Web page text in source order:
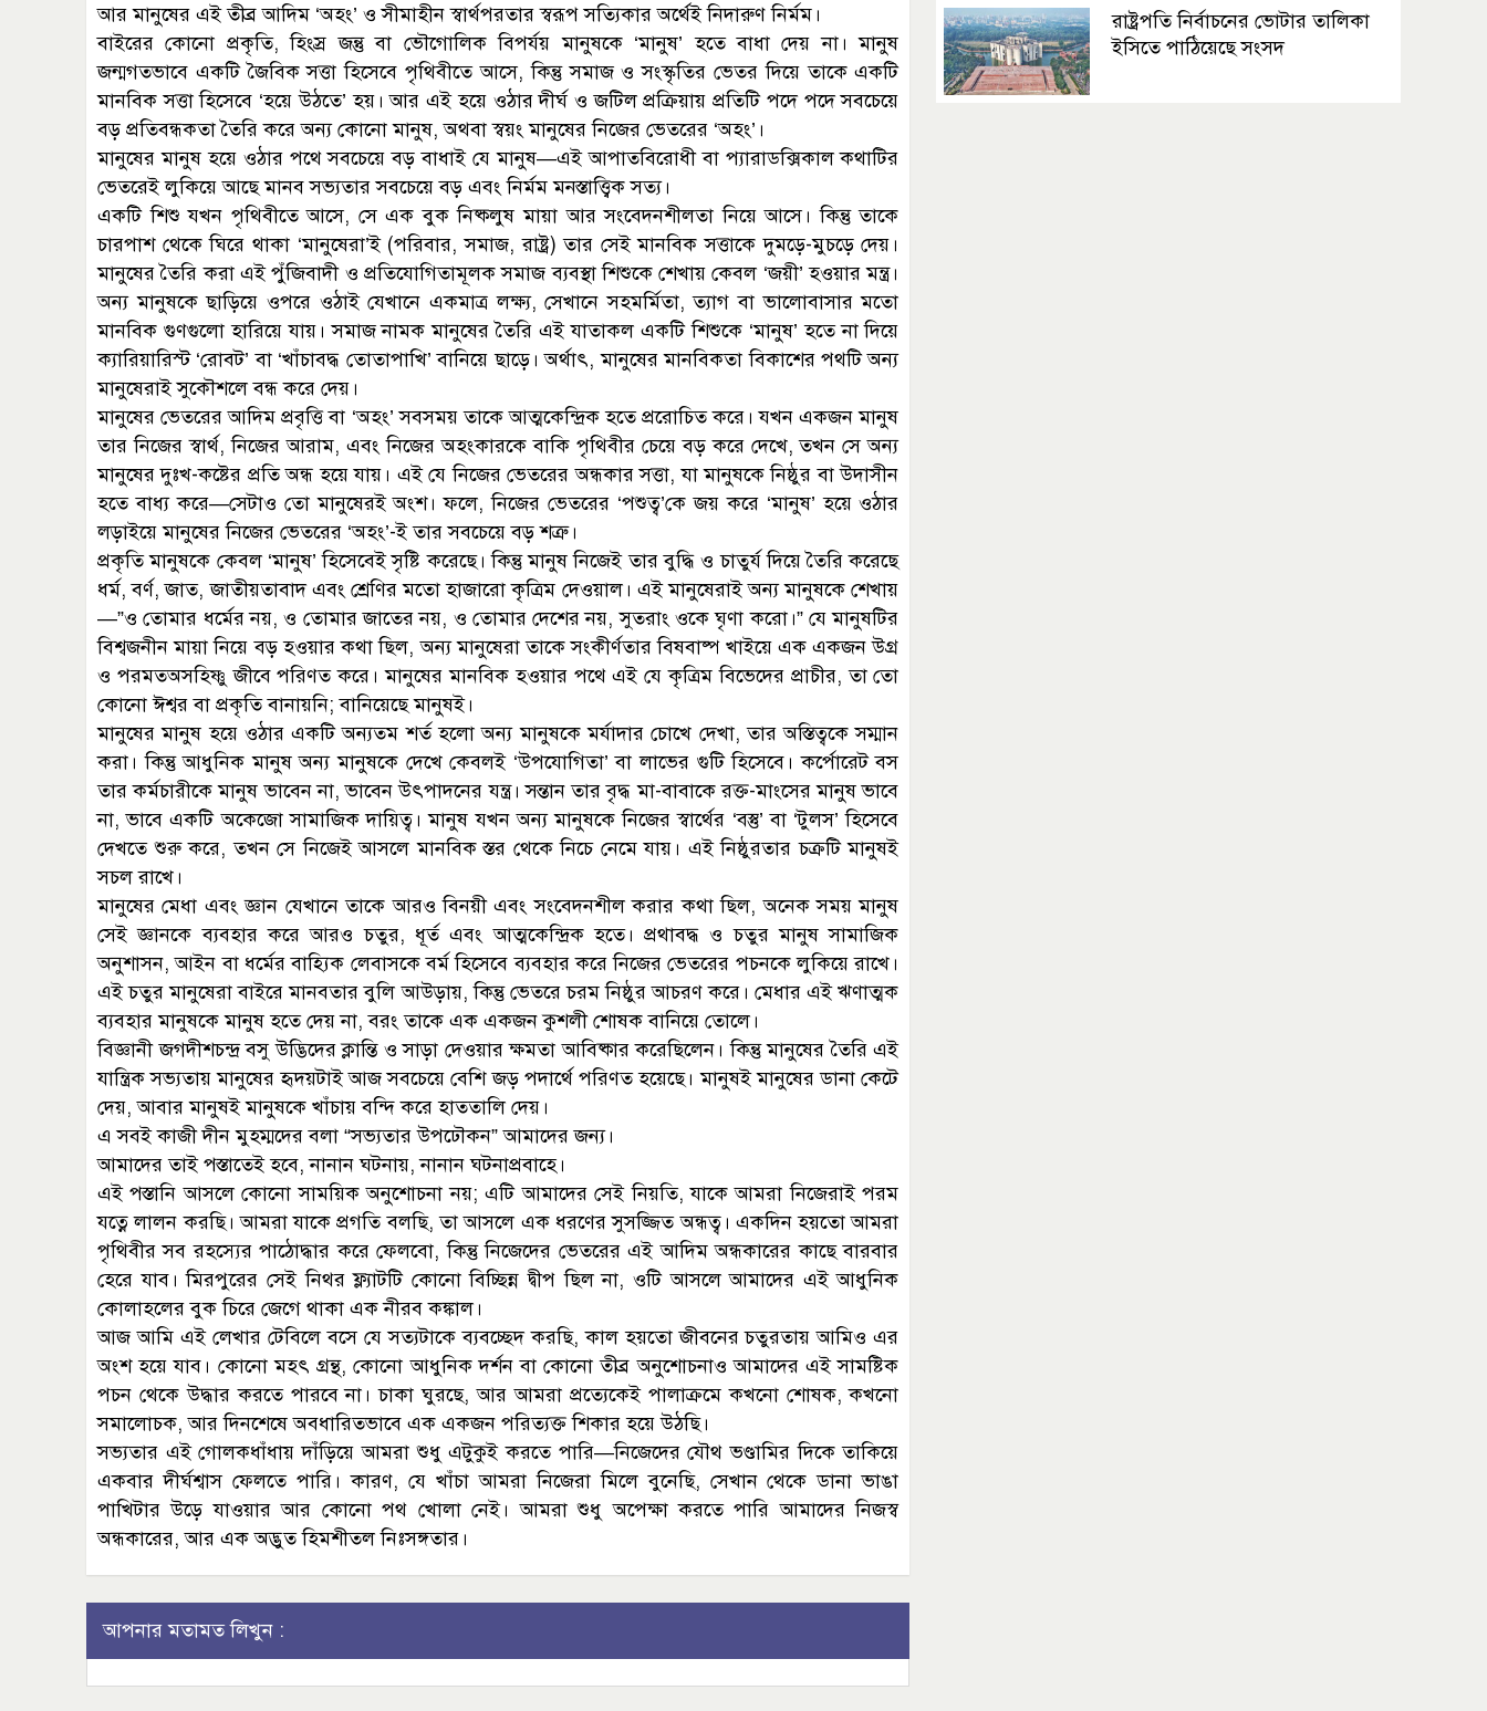
আর মানুষের এই তীব্র আদিম ‘অহং’ ও সীমাহীন স্বার্থপরতার স্বরূপ সত্যিকার অর্থেই নিদারুণ নির্মম।
বাইরের কোনো প্রকৃতি, হিংস্র জন্তু বা ভৌগোলিক বিপর্যয় মানুষকে ‘মানুষ’ হতে বাধা দেয় না। মানুষ
জন্মগতভাবে একটি জৈবিক সত্তা হিসেবে পৃথিবীতে আসে, কিন্তু সমাজ ও সংস্কৃতির ভেতর দিয়ে তাকে একটি
মানবিক সত্তা হিসেবে ‘হয়ে উঠতে’ হয়। আর এই হয়ে ওঠার দীর্ঘ ও জটিল প্রক্রিয়ায় প্রতিটি পদে পদে সবচেয়ে
বড় প্রতিবন্ধকতা তৈরি করে অন্য কোনো মানুষ, অথবা স্বয়ং মানুষের নিজের ভেতরের ‘অহং’।
মানুষের মানুষ হয়ে ওঠার পথে সবচেয়ে বড় বাধাই যে মানুষ—এই আপাতবিরোধী বা প্যারাডক্সিকাল কথাটির
ভেতরেই লুকিয়ে আছে মানব সভ্যতার সবচেয়ে বড় এবং নির্মম মনস্তাত্ত্বিক সত্য।
একটি শিশু যখন পৃথিবীতে আসে, সে এক বুক নিষ্কলুষ মায়া আর সংবেদনশীলতা নিয়ে আসে। কিন্তু তাকে
চারপাশ থেকে ঘিরে থাকা ‘মানুষেরা’ই (পরিবার, সমাজ, রাষ্ট্র) তার সেই মানবিক সত্তাকে দুমড়ে-মুচড়ে দেয়।
মানুষের তৈরি করা এই পুঁজিবাদী ও প্রতিযোগিতামূলক সমাজ ব্যবস্থা শিশুকে শেখায় কেবল ‘জয়ী’ হওয়ার মন্ত্র।
অন্য মানুষকে ছাড়িয়ে ওপরে ওঠাই যেখানে একমাত্র লক্ষ্য, সেখানে সহমর্মিতা, ত্যাগ বা ভালোবাসার মতো
মানবিক গুণগুলো হারিয়ে যায়। সমাজ নামক মানুষের তৈরি এই যাতাকল একটি শিশুকে ‘মানুষ’ হতে না দিয়ে
ক্যারিয়ারিস্ট ‘রোবট’ বা ‘খাঁচাবদ্ধ তোতাপাখি’ বানিয়ে ছাড়ে। অর্থাৎ, মানুষের মানবিকতা বিকাশের পথটি অন্য
মানুষেরাই সুকৌশলে বন্ধ করে দেয়।
মানুষের ভেতরের আদিম প্রবৃত্তি বা ‘অহং’ সবসময় তাকে আত্মকেন্দ্রিক হতে প্ররোচিত করে। যখন একজন মানুষ
তার নিজের স্বার্থ, নিজের আরাম, এবং নিজের অহংকারকে বাকি পৃথিবীর চেয়ে বড় করে দেখে, তখন সে অন্য
মানুষের দুঃখ-কষ্টের প্রতি অন্ধ হয়ে যায়। এই যে নিজের ভেতরের অন্ধকার সত্তা, যা মানুষকে নিষ্ঠুর বা উদাসীন
হতে বাধ্য করে—সেটাও তো মানুষেরই অংশ। ফলে, নিজের ভেতরের ‘পশুত্ব’কে জয় করে ‘মানুষ’ হয়ে ওঠার
লড়াইয়ে মানুষের নিজের ভেতরের ‘অহং’-ই তার সবচেয়ে বড় শত্রু।
প্রকৃতি মানুষকে কেবল ‘মানুষ’ হিসেবেই সৃষ্টি করেছে। কিন্তু মানুষ নিজেই তার বুদ্ধি ও চাতুর্য দিয়ে তৈরি করেছে
ধর্ম, বর্ণ, জাত, জাতীয়তাবাদ এবং শ্রেণির মতো হাজারো কৃত্রিম দেওয়াল। এই মানুষেরাই অন্য মানুষকে শেখায়
—”ও তোমার ধর্মের নয়, ও তোমার জাতের নয়, ও তোমার দেশের নয়, সুতরাং ওকে ঘৃণা করো।” যে মানুষটির
বিশ্বজনীন মায়া নিয়ে বড় হওয়ার কথা ছিল, অন্য মানুষেরা তাকে সংকীর্ণতার বিষবাষ্প খাইয়ে এক একজন উগ্র
ও পরমতঅসহিষ্ণু জীবে পরিণত করে। মানুষের মানবিক হওয়ার পথে এই যে কৃত্রিম বিভেদের প্রাচীর, তা তো
কোনো ঈশ্বর বা প্রকৃতি বানায়নি; বানিয়েছে মানুষই।
মানুষের মানুষ হয়ে ওঠার একটি অন্যতম শর্ত হলো অন্য মানুষকে মর্যাদার চোখে দেখা, তার অস্তিত্বকে সম্মান
করা। কিন্তু আধুনিক মানুষ অন্য মানুষকে দেখে কেবলই ‘উপযোগিতা’ বা লাভের গুটি হিসেবে। কর্পোরেট বস
তার কর্মচারীকে মানুষ ভাবেন না, ভাবেন উৎপাদনের যন্ত্র। সন্তান তার বৃদ্ধ মা-বাবাকে রক্ত-মাংসের মানুষ ভাবে
না, ভাবে একটি অকেজো সামাজিক দায়িত্ব। মানুষ যখন অন্য মানুষকে নিজের স্বার্থের ‘বস্তু’ বা ‘টুলস’ হিসেবে
দেখতে শুরু করে, তখন সে নিজেই আসলে মানবিক স্তর থেকে নিচে নেমে যায়। এই নিষ্ঠুরতার চক্রটি মানুষই
সচল রাখে।
মানুষের মেধা এবং জ্ঞান যেখানে তাকে আরও বিনয়ী এবং সংবেদনশীল করার কথা ছিল, অনেক সময় মানুষ
সেই জ্ঞানকে ব্যবহার করে আরও চতুর, ধূর্ত এবং আত্মকেন্দ্রিক হতে। প্রথাবদ্ধ ও চতুর মানুষ সামাজিক
অনুশাসন, আইন বা ধর্মের বাহ্যিক লেবাসকে বর্ম হিসেবে ব্যবহার করে নিজের ভেতরের পচনকে লুকিয়ে রাখে।
এই চতুর মানুষেরা বাইরে মানবতার বুলি আউড়ায়, কিন্তু ভেতরে চরম নিষ্ঠুর আচরণ করে। মেধার এই ঋণাত্মক
ব্যবহার মানুষকে মানুষ হতে দেয় না, বরং তাকে এক একজন কুশলী শোষক বানিয়ে তোলে।
বিজ্ঞানী জগদীশচন্দ্র বসু উদ্ভিদের ক্লান্তি ও সাড়া দেওয়ার ক্ষমতা আবিষ্কার করেছিলেন। কিন্তু মানুষের তৈরি এই
যান্ত্রিক সভ্যতায় মানুষের হৃদয়টাই আজ সবচেয়ে বেশি জড় পদার্থে পরিণত হয়েছে। মানুষই মানুষের ডানা কেটে
দেয়, আবার মানুষই মানুষকে খাঁচায় বন্দি করে হাততালি দেয়।
এ সবই কাজী দীন মুহম্মদের বলা “সভ্যতার উপঢৌকন” আমাদের জন্য।
আমাদের তাই পস্তাতেই হবে, নানান ঘটনায়, নানান ঘটনাপ্রবাহে।
এই পস্তানি আসলে কোনো সাময়িক অনুশোচনা নয়; এটি আমাদের সেই নিয়তি, যাকে আমরা নিজেরাই পরম
যত্নে লালন করছি। আমরা যাকে প্রগতি বলছি, তা আসলে এক ধরণের সুসজ্জিত অন্ধত্ব। একদিন হয়তো আমরা
পৃথিবীর সব রহস্যের পাঠোদ্ধার করে ফেলবো, কিন্তু নিজেদের ভেতরের এই আদিম অন্ধকারের কাছে বারবার
হেরে যাব। মিরপুরের সেই নিথর ফ্ল্যাটটি কোনো বিচ্ছিন্ন দ্বীপ ছিল না, ওটি আসলে আমাদের এই আধুনিক
কোলাহলের বুক চিরে জেগে থাকা এক নীরব কঙ্কাল।
আজ আমি এই লেখার টেবিলে বসে যে সত্যটাকে ব্যবচ্ছেদ করছি, কাল হয়তো জীবনের চতুরতায় আমিও এর
অংশ হয়ে যাব। কোনো মহৎ গ্রন্থ, কোনো আধুনিক দর্শন বা কোনো তীব্র অনুশোচনাও আমাদের এই সামষ্টিক
পচন থেকে উদ্ধার করতে পারবে না। চাকা ঘুরছে, আর আমরা প্রত্যেকেই পালাক্রমে কখনো শোষক, কখনো
সমালোচক, আর দিনশেষে অবধারিতভাবে এক একজন পরিত্যক্ত শিকার হয়ে উঠছি।
সভ্যতার এই গোলকধাঁধায় দাঁড়িয়ে আমরা শুধু এটুকুই করতে পারি—নিজেদের যৌথ ভণ্ডামির দিকে তাকিয়ে
একবার দীর্ঘশ্বাস ফেলতে পারি। কারণ, যে খাঁচা আমরা নিজেরা মিলে বুনেছি, সেখান থেকে ডানা ভাঙা
পাখিটার উড়ে যাওয়ার আর কোনো পথ খোলা নেই। আমরা শুধু অপেক্ষা করতে পারি আমাদের নিজস্ব
অন্ধকারের, আর এক অদ্ভুত হিমশীতল নিঃসঙ্গতার।
আপনার মতামত লিখুন :
রাষ্ট্রপতি নির্বাচনের ভোটার তালিকা
ইসিতে পাঠিয়েছে সংসদ